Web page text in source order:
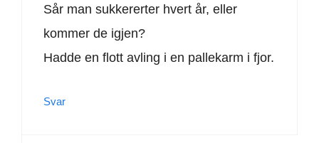
Sår man sukkererter hvert år, eller
kommer de igjen?
Hadde en flott avling i en pallekarm i fjor.
Svar